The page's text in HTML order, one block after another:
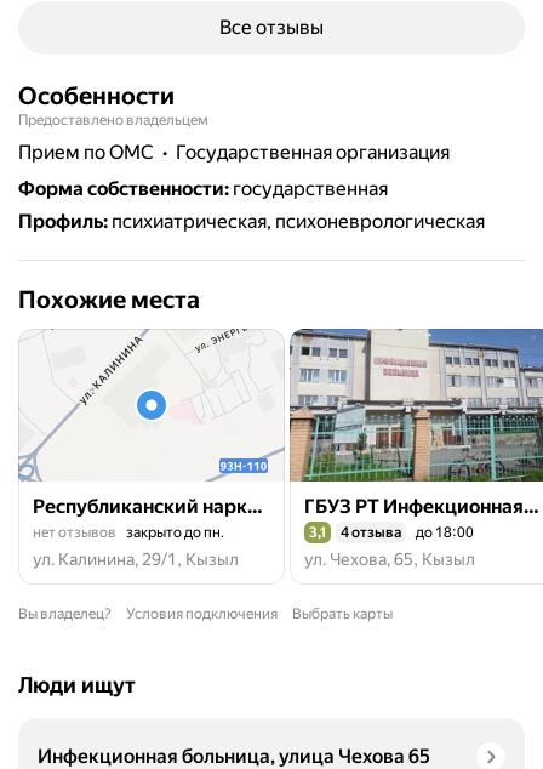
Все отзывы
Особенности
Предоставлено владельцем
прием по ОМС
государственная организация
Форма собственности: государственная
Профиль: психиатрическая, психоневрологическая
Похожие места
Республиканский наркологический диспансер
нет отзывов закрыто до пн.
ул. Калинина, 29/1, Кызыл
ГБУЗ РТ Инфекционная больница
Рейтинг 3,1 из 5
3,1 4 отзыва до 18:00
ул. Чехова, 65, Кызыл
Вы владелец? Условия подключения Выбрать карты
Люди ищут
Инфекционная больница, улица Чехова 65